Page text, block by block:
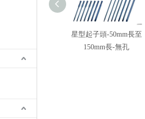
星型起子頭-50mm長至
150mm長-無孔